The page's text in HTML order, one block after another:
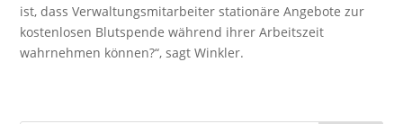
ist, dass Verwaltungsmitarbeiter stationäre Angebote zur
kostenlosen Blutspende während ihrer Arbeitszeit
wahrnehmen können?“, sagt Winkler.